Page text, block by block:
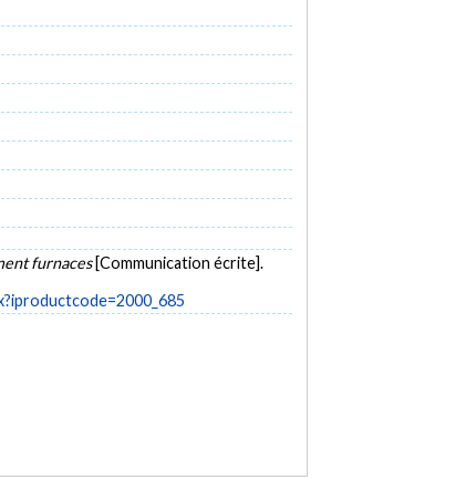
furnaces [Communication écrite].